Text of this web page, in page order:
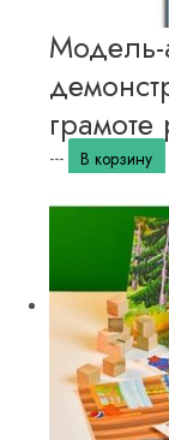
Модель-
грамоте
--- В корзину